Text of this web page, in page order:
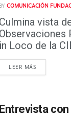
BY COMUNICACIÓN
Culmina vista
Observaciones
in Loco de la
LEER MÁS
Entrevista